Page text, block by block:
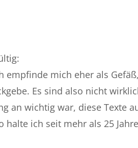
empfinde mich eher als
Es sind also nicht
an wichtig war, diese Texte
ich seit mehr als 25